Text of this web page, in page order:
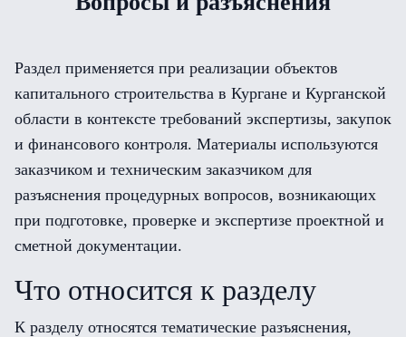
Раздел применяется при реализации объектов
капитального строительства в Кургане и Курганской
области в контексте требований экспертизы, закупок
и финансового контроля. Материалы используются
заказчиком и техническим заказчиком для
разъяснения процедурных вопросов, возникающих
при подготовке, проверке и экспертизе проектной и
сметной документации.
Что относится к разделу
К разделу относятся тематические разъяснения,